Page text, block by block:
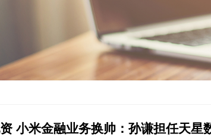
小米金融业务换帅：孙谦担任天星